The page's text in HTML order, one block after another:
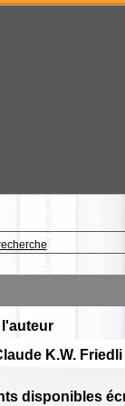
l'auteur
K.W. Friedli
disponibles